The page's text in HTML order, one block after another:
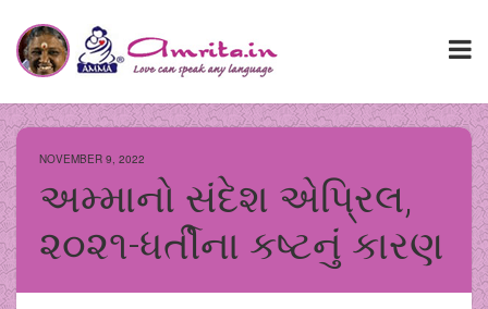
NOVEMBER 9, 2022
અમ્માનો સંદેશ એપ્રિલ,
૨૦૨૧-ધર્તીના કષ્ટનું કારણ